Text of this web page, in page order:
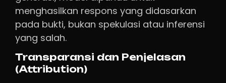
menghasilkan respons yang didasarkan
pada bukti, bukan spekulasi atau inferensi
yang salah.
Transparansi dan Penjelasan
(Attribution)